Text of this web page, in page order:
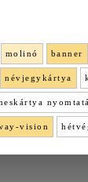
molinó banner
névjegykártya
vision